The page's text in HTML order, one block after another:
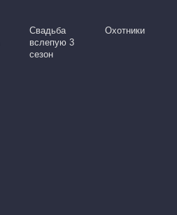
Свадьба
вслепую 3
сезон
Охотники